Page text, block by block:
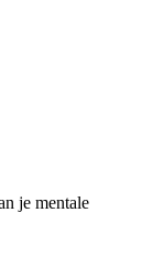
je mentale